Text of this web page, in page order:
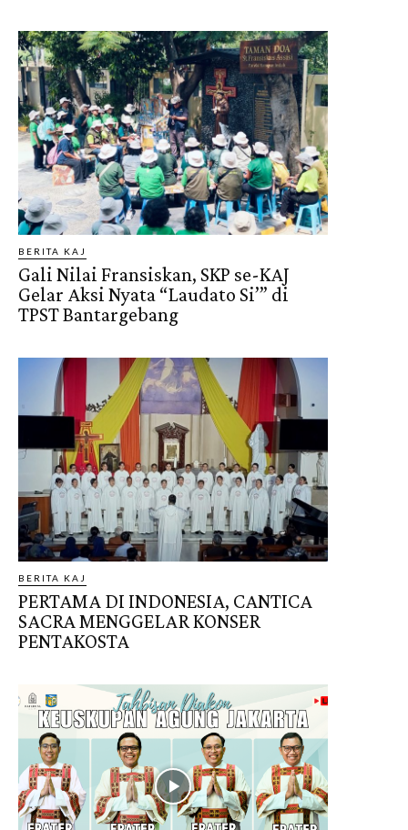
BERITA KAJ
Gali Nilai Fransiskan, SKP se-KAJ
Gelar Aksi Nyata “Laudato Si’” di
TPST Bantargebang
BERITA KAJ
PERTAMA DI INDONESIA, CANTICA
SACRA MENGGELAR KONSER
PENTAKOSTA